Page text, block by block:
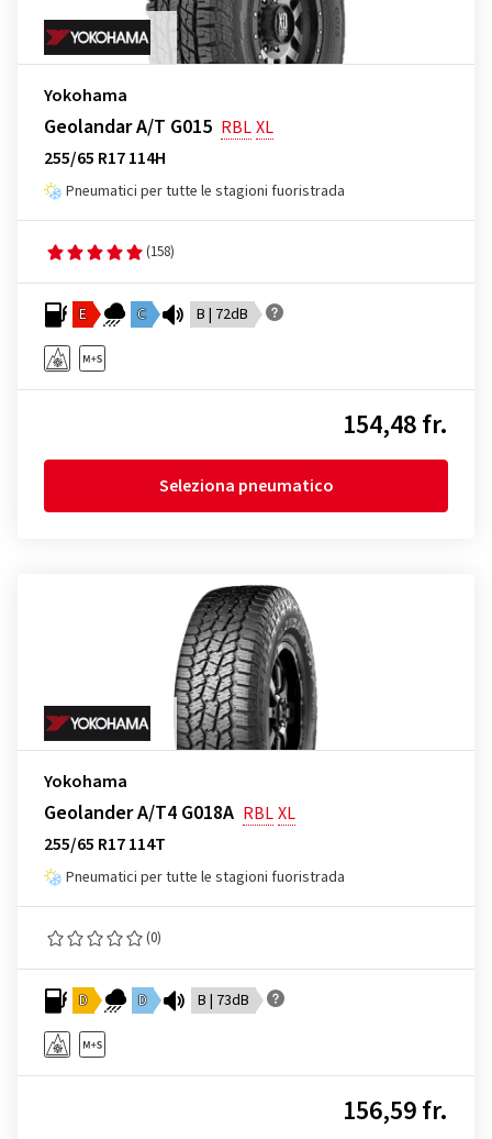
Yokohama
Geolandar A/T G015 RBLXL
255/65 R17 114H
Pneumatici per tutte le stagioni fuoristrada
(158)
E C B | 72dB
154,48 fr.
Seleziona pneumatico
Yokohama
Geolander A/T4 G018A RBLXL
255/65 R17 114T
Pneumatici per tutte le stagioni fuoristrada
(0)
D D B | 73dB
156,59 fr.